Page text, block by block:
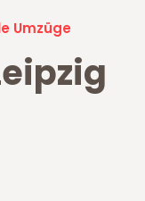
Umzüge